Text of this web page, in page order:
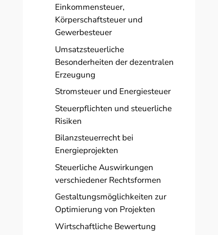
Einkommensteuer,
Körperschaftsteuer und
Gewerbesteuer
Umsatzsteuerliche
Besonderheiten der dezentralen
Erzeugung
Stromsteuer und Energiesteuer
Steuerpflichten und steuerliche
Risiken
Bilanzsteuerrecht bei
Energieprojekten
Steuerliche Auswirkungen
verschiedener Rechtsformen
Gestaltungsmöglichkeiten zur
Optimierung von Projekten
Wirtschaftliche Bewertung